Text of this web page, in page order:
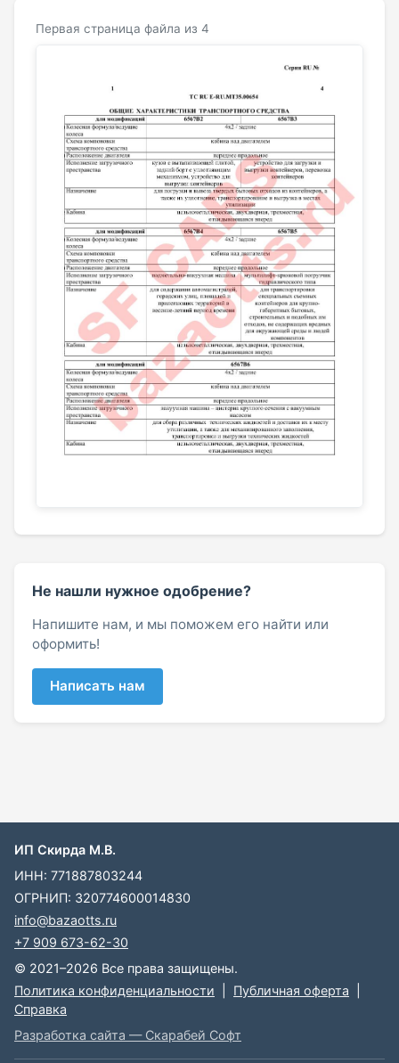
Первая страница файла из 4
Не нашли нужное одобрение?
Напишите нам, и мы поможем его найти или
оформить!
Написать нам
ИП Скирда М.В.
ИНН: 771887803244
ОГРНИП: 320774600014830
info@bazaotts.ru
+7 909 673-62-30
© 2021–2026 Все права защищены.
Политика конфиденциальности
Публичная оферта
Справка
Разработка сайта — Скарабей Софт